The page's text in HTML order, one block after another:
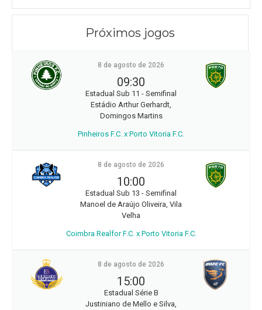
Próximos jogos
8 de agosto de 2026
09:30
Estadual Sub 11 - Semifinal
Estádio Arthur Gerhardt,
Domingos Martins
Pinheiros F.C. x Porto Vitoria F.C.
8 de agosto de 2026
10:00
Estadual Sub 13 - Semifinal
Manoel de Araújo Oliveira, Vila
Velha
Coimbra Realfor F.C. x Porto Vitoria F.C.
8 de agosto de 2026
15:00
Estadual Série B
Justiniano de Mello e Silva,